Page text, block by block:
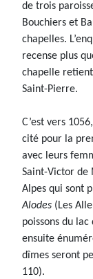
de trois
Bouchiers et
chapelles.
recense plus
chapelle
Saint-Pierre.
C’est vers
cité pour la
avec leurs
Saint-Victor de
Alpes qui sont
Alodes (Les
poissons du lac
ensuite
dîmes seront
110).